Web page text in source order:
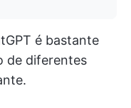
é bastante
de diferentes